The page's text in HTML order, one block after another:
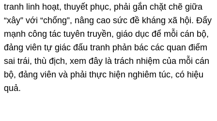
tranh linh hoạt, thuyết phục, phải gắn chặt chẽ giữa
“xây” với “chống”, nâng cao sức đề kháng xã hội. Đẩy
mạnh công tác tuyên truyền, giáo dục để mỗi cán bộ,
đảng viên tự giác đấu tranh phản bác các quan điểm
sai trái, thù địch, xem đây là trách nhiệm của mỗi cán
bộ, đảng viên và phải thực hiện nghiêm túc, có hiệu
quả.